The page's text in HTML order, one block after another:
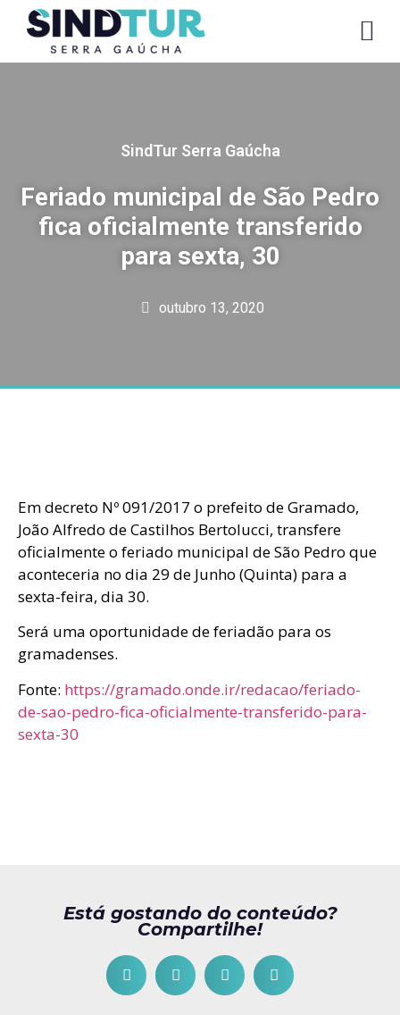
SindTur Serra Gaúcha
Feriado municipal de São Pedro
fica oficialmente transferido
para sexta, 30
outubro 13, 2020
Em decreto Nº 091/2017 o prefeito de Gramado,
João Alfredo de Castilhos Bertolucci, transfere
oficialmente o feriado municipal de São Pedro que
aconteceria no dia 29 de Junho (Quinta) para a
sexta-feira, dia 30.
Será uma oportunidade de feriadão para os
gramadenses.
Fonte: https://gramado.onde.ir/redacao/feriado-
de-sao-pedro-fica-oficialmente-transferido-para-
sexta-30
Está gostando do conteúdo?
Compartilhe!